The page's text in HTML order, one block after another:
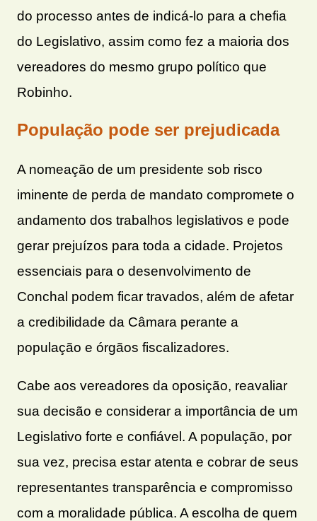
do processo antes de indicá-lo para a chefia
do Legislativo, assim como fez a maioria dos
vereadores do mesmo grupo político que
Robinho.
População pode ser prejudicada
A nomeação de um presidente sob risco
iminente de perda de mandato compromete o
andamento dos trabalhos legislativos e pode
gerar prejuízos para toda a cidade. Projetos
essenciais para o desenvolvimento de
Conchal podem ficar travados, além de afetar
a credibilidade da Câmara perante a
população e órgãos fiscalizadores.
Cabe aos vereadores da oposição, reavaliar
sua decisão e considerar a importância de um
Legislativo forte e confiável. A população, por
sua vez, precisa estar atenta e cobrar de seus
representantes transparência e compromisso
com a moralidade pública. A escolha de quem